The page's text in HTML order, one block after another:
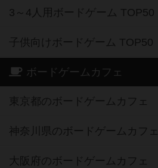
3～4人用ボードゲーム TOP50
子供向けボードゲーム TOP50
ボードゲームカフェ
東京都のボードゲームカフェ
神奈川県のボードゲームカフェ
大阪府のボードゲームカフェ